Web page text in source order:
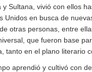
Sultana, vivió con ellos
Unidos en busca de
otras personas, entre
que fueron base
tanto en el plano literario
aprendió y cultivó con